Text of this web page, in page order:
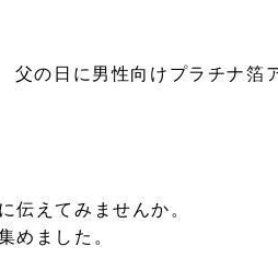
父の日に男性向けプラチナ箔
伝えてみませんか。
めました。